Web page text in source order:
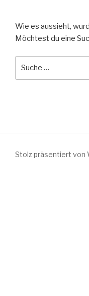
Wie es aussieht,
Möchtest du eine
Stolz präsentiert von